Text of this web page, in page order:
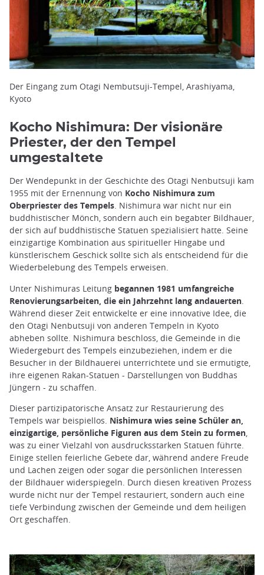
Der Eingang zum Otagi Nembutsuji-Tempel, Arashiyama,
Kyoto
Kocho Nishimura: Der visionäre
Priester, der den Tempel
umgestaltete
Der Wendepunkt in der Geschichte des Otagi Nenbutsuji kam
1955 mit der Ernennung von Kocho Nishimura zum
Oberpriester des Tempels. Nishimura war nicht nur ein
buddhistischer Mönch, sondern auch ein begabter Bildhauer,
der sich auf buddhistische Statuen spezialisiert hatte. Seine
einzigartige Kombination aus spiritueller Hingabe und
künstlerischem Geschick sollte sich als entscheidend für die
Wiederbelebung des Tempels erweisen.
Unter Nishimuras Leitung begannen 1981 umfangreiche
Renovierungsarbeiten, die ein Jahrzehnt lang andauerten
Während dieser Zeit entwickelte er eine innovative Idee, die
den Otagi Nenbutsuji von anderen Tempeln in Kyoto
abheben sollte. Nishimura beschloss, die Gemeinde in die
Wiedergeburt des Tempels einzubeziehen, indem er die
Besucher in der Bildhauerei unterrichtete und sie ermutigte,
ihre eigenen Rakan-Statuen - Darstellungen von Buddhas
Jüngern - zu schaffen.
Dieser partizipatorische Ansatz zur Restaurierung des
Tempels war beispiellos. Nishimura wies seine Schüler an,
einzigartige, persönliche Figuren aus dem Stein zu formen
was zu einer Vielzahl von ausdrucksstarken Statuen führte.
Einige stellen feierliche Gebete dar, während andere Freude
und Lachen zeigen oder sogar die persönlichen Interessen
der Bildhauer widerspiegeln. Durch diesen kreativen Prozess
wurde nicht nur der Tempel restauriert, sondern auch eine
tiefe Verbindung zwischen der Gemeinde und dem heiligen
Ort geschaffen.